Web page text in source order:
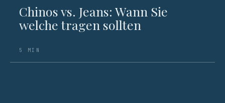
Chinos vs. Jeans: Wann Sie
welche tragen sollten
5 MIN